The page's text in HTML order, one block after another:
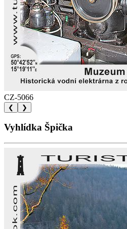
CZ-5066
❮ ❯
Vyhlídka Špička